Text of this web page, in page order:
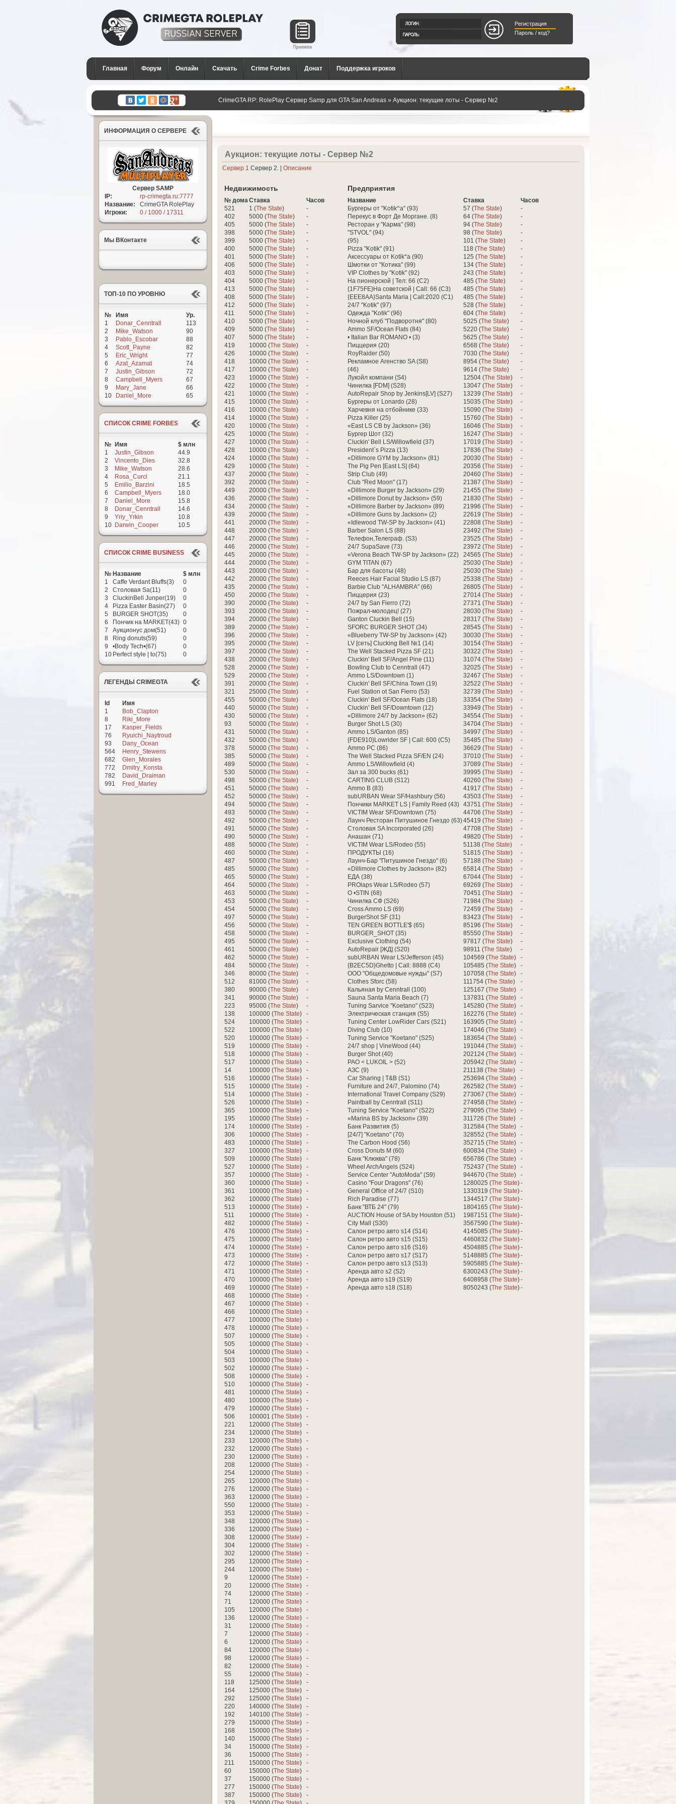
CrimeGTA RP - Лучший РП
сервер SAMP в России для
Регистрация
Пароль / код?
Главная Форум Онлайн Скачать Crime Forbes Донат Поддержка игроков
CrimeGTA RP: RolePlay Сервер Samp для GTA San Andreas » Аукцион: текущие лоты - Сервер №2
ИНФОРМАЦИЯ О СЕРВЕРЕ
Сервер SAMP
IP:
rp-crimegta.ru:7777
Название:
CrimeGTA RolePlay
Игроки:
0 / 1000 / 17311
Мы ВКонтакте
ТОП-10 ПО УРОВНЮ
№ Имя
Ур.
1
Donar_Cenntrall
113
2
Mike_Watson
90
3
Pablo_Escobar
88
4
Scott_Payne
82
5
Eric_Wright
77
6
Azat_Azamat
74
7
Justin_Gibson
72
8
Campbell_Myers
67
9
Mary_Jane
66
10
Daniel_More 65
СПИСОК CRIME FORBES
№ Имя
$ млн
1
Justin_Gibson
44.9
2
Vincento_Dies
32.8
3
Mike_Watson
28.6
4
Rosa_Curci
21.1
5
Emilio_Barzini
18.5
6
Campbell_Myers
18.0
7
Daniel_More
15.8
8
Donar_Cenntrall
14.6
9
Yriy_Yrkin
10.8
10 Darwin_Cooper 10.5
СПИСОК CRIME BUSINESS
№ Название
$ млн
1
Caffe Verdant Bluffs(3)
0
2
Столовая Sa(11)
0
3
CluckinBell Junper(19)
0
4
Pizza Easter Basin(27)
0
5
BURGER SHOT(35)
0
6
Пончик на MARKET(43) 0
7
Аукционус дом(51)
0
8
Ring donuts(59)
0
9
•Body Tech•(67)
0
10 Perfect style | to(75) 0
ЛЕГЕНДЫ CRIMEGTA
Id
Имя
1
Bob_Clapton
8
Riki_More
17
Kasper_Fields
76
Ryuichi_Naytroud
93
Dany_Ocean
564
Henry_Stewens
682
Glen_Morales
772
Dmitry_Konsta
782
David_Draiman
991
Fred_Marley
Аукцион: текущие лоты - Сервер №2
Сервер 1 Сервер 2. | Описание
Недвижимость
№ домаСтавка
Часов
521
1 (The State)
-
402
5000 (The State)
-
405
5000 (The State)
-
398
5000 (The State)
-
399
5000 (The State)
-
400
5000 (The State)
-
401
5000 (The State)
-
406
5000 (The State)
-
403
5000 (The State)
-
404
5000 (The State)
-
413
5000 (The State)
-
408
5000 (The State)
-
412
5000 (The State)
-
411
5000 (The State)
-
410
5000 (The State)
-
409
5000 (The State)
-
407
5000 (The State)
-
419
10000 (The State)
-
426
10000 (The State)
-
418
10000 (The State)
-
417
10000 (The State)
-
423
10000 (The State)
-
422
10000 (The State)
-
421
10000 (The State)
-
415
10000 (The State)
-
416
10000 (The State)
-
414
10000 (The State)
-
420
10000 (The State)
-
425
10000 (The State)
-
427
10000 (The State)
-
428
10000 (The State)
-
424
10000 (The State)
-
429
10000 (The State)
-
437
20000 (The State)
-
392
20000 (The State)
-
449
20000 (The State)
-
436
20000 (The State)
-
434
20000 (The State)
-
439
20000 (The State)
-
441
20000 (The State)
-
448
20000 (The State)
-
447
20000 (The State)
-
446
20000 (The State)
-
445
20000 (The State)
-
444
20000 (The State)
-
443
20000 (The State)
-
442
20000 (The State)
-
435
20000 (The State)
-
450
20000 (The State)
-
390
20000 (The State)
-
393
20000 (The State)
-
394
20000 (The State)
-
389
20000 (The State)
-
396
20000 (The State)
-
395
20000 (The State)
-
397
20000 (The State)
-
438
20000 (The State)
-
528
20000 (The State)
-
529
20000 (The State)
-
391
20000 (The State)
-
321
25000 (The State)
-
455
50000 (The State)
-
440
50000 (The State)
-
430
50000 (The State)
-
93
50000 (The State)
-
431
50000 (The State)
-
432
50000 (The State)
-
378
50000 (The State)
-
385
50000 (The State)
-
489
50000 (The State)
-
530
50000 (The State)
-
498
50000 (The State)
-
451
50000 (The State)
-
452
50000 (The State)
-
494
50000 (The State)
-
493
50000 (The State)
-
492
50000 (The State)
-
491
50000 (The State)
-
490
50000 (The State)
-
488
50000 (The State)
-
460
50000 (The State)
-
487
50000 (The State)
-
485
50000 (The State)
-
465
50000 (The State)
-
464
50000 (The State)
-
463
50000 (The State)
-
453
50000 (The State)
-
454
50000 (The State)
-
497
50000 (The State)
-
456
50000 (The State)
-
458
50000 (The State)
-
495
50000 (The State)
-
461
50000 (The State)
-
462
50000 (The State)
-
484
50000 (The State)
-
346
80000 (The State)
-
512
81000 (The State)
-
380
90000 (The State)
-
341
90000 (The State)
-
223
95000 (The State)
-
138
100000 (The State)
-
524
100000 (The State)
-
522
100000 (The State)
-
520
100000 (The State)
-
519
100000 (The State)
-
518
100000 (The State)
-
517
100000 (The State)
-
14
100000 (The State)
-
516
100000 (The State)
-
515
100000 (The State)
-
514
100000 (The State)
-
526
100000 (The State)
-
365
100000 (The State)
-
195
100000 (The State)
-
174
100000 (The State)
-
306
100000 (The State)
-
483
100000 (The State)
-
327
100000 (The State)
-
509
100000 (The State)
-
527
100000 (The State)
-
357
100000 (The State)
-
360
100000 (The State)
-
361
100000 (The State)
-
362
100000 (The State)
-
513
100000 (The State)
-
511
100000 (The State)
-
482
100000 (The State)
-
476
100000 (The State)
-
475
100000 (The State)
-
474
100000 (The State)
-
473
100000 (The State)
-
472
100000 (The State)
-
471
100000 (The State)
-
470
100000 (The State)
-
469
100000 (The State)
-
468
100000 (The State)
-
467
100000 (The State)
-
466
100000 (The State)
-
477
100000 (The State)
-
478
100000 (The State)
-
507
100000 (The State)
-
505
100000 (The State)
-
504
100000 (The State)
-
503
100000 (The State)
-
502
100000 (The State)
-
508
100000 (The State)
-
510
100000 (The State)
-
481
100000 (The State)
-
480
100000 (The State)
-
479
100000 (The State)
-
506
100001 (The State)
-
221
120000 (The State)
-
234
120000 (The State)
-
233
120000 (The State)
-
232
120000 (The State)
-
230
120000 (The State)
-
208
120000 (The State)
-
254
120000 (The State)
-
265
120000 (The State)
-
276
120000 (The State)
-
363
120000 (The State)
-
550
120000 (The State)
-
353
120000 (The State)
-
348
120000 (The State)
-
336
120000 (The State)
-
308
120000 (The State)
-
304
120000 (The State)
-
302
120000 (The State)
-
295
120000 (The State)
-
244
120000 (The State)
-
9
120000 (The State)
-
20
120000 (The State)
-
74
120000 (The State)
-
71
120000 (The State)
-
105
120000 (The State)
-
136
120000 (The State)
-
31
120000 (The State)
-
7
120000 (The State)
-
6
120000 (The State)
-
84
120000 (The State)
-
98
120000 (The State)
-
82
120000 (The State)
-
55
120000 (The State)
-
118
125000 (The State)
-
164
125000 (The State)
-
292
125000 (The State)
-
220
140000 (The State)
-
192
140100 (The State)
-
279
150000 (The State)
-
168
150000 (The State)
-
140
150000 (The State)
-
34
150000 (The State)
-
36
150000 (The State)
-
211
150000 (The State)
-
60
150000 (The State)
-
37
150000 (The State)
-
277
150000 (The State)
-
387
150000 (The State)
-
Предприятия
Название Ставка
Часов
Бургеры от "Kotik^a" (93)
57 (The State)
-
Перекус в Форт Де Моргане. (8)
64 (The State)
-
Ресторан у "Карма" (98)
94 (The State)
-
"STVOL" (94)
98 (The State)
-
(95)
101 (The State)
-
Pizza "Kotik" (91)
118 (The State)
-
Аксессуары от Kotik*a (90)
125 (The State)
-
Шмотки от "Котика" (99)
134 (The State)
-
VIP Clothes by "Kotik" (92)
243 (The State)
-
На пионерской | Тел: 66 (C2)
485 (The State)
-
{1F75FE}На советской | Call: 66 (C3)
485 (The State)
-
{EEE8AA}Santa Maria | Call:2020 (C1)
485 (The State)
-
24/7 "Kotik" (97)
528 (The State)
-
Одежда "Kotik" (96)
604 (The State)
-
Ночной клуб "Подворотня" (80)
5025 (The State)
-
Ammo SF/Ocean Flats (84)
5220 (The State)
-
• Italian Bar ROMANO • (3)
5625 (The State)
-
Пиццерия (20)
6568 (The State)
-
RoyRaider (50)
7030 (The State)
-
Рекламное Агенство SA (S8)
8954 (The State)
-
(46)
9614 (The State)
-
Лукойл компани (S4)
12504 (The State)
-
Чинилка [FDM] (S28)
13047 (The State)
-
AutoRepair Shop by Jenkins[LV] (S27)
13239 (The State)
-
Бургеры от Lonardo (28)
15035 (The State)
-
Харчевня на отбойнике (33)
15090 (The State)
-
Pizza Killer (25)
15760 (The State)
-
«East LS CB by Jackson» (36)
16046 (The State)
-
Бургер Шот (32)
16247 (The State)
-
Cluckin' Bell LS/Willowfield (37)
17019 (The State)
-
President`s Pizza (13)
17836 (The State)
-
«Dillimore GYM by Jackson» (81)
20030 (The State)
-
The Pig Pen [East LS] (64)
20356 (The State)
-
Strip Club (49)
20460 (The State)
-
Club "Red Moon" (17)
21387 (The State)
-
«Dillimore Burger by Jackson» (29)
21455 (The State)
-
«Dillimore Donut by Jackson» (59)
21830 (The State)
-
«Dillimore Barber by Jackson» (89)
21996 (The State)
-
«Dillimore Guns by Jackson» (2)
22619 (The State)
-
«Idlewood TW-SP by Jackson» (41)
22808 (The State)
-
Barber Salon LS (88)
23492 (The State)
-
Телефон,Телеграф. (S3)
23525 (The State)
-
24/7 SupaSave (73)
23972 (The State)
-
«Verona Beach TW-SP by Jackson» (22)
24565 (The State)
-
GYM TITAN (67)
25030 (The State)
-
Бар для басоты (48)
25030 (The State)
-
Reeces Hair Facial Studio LS (87)
25338 (The State)
-
Barbie Club "ALHAMBRA" (66)
26805 (The State)
-
Пиццерия (23)
27014 (The State)
-
24/7 by San Fierro (72)
27371 (The State)
-
Пожрал-молодец! (27)
28030 (The State)
-
Ganton Cluckin Bell (15)
28317 (The State)
-
SFORC BURGER SHOT (34)
28545 (The State)
-
«Blueberry TW-SP by Jackson» (42)
30030 (The State)
-
LV [сеть] Clucking Bell №1 (14)
30154 (The State)
-
The Well Stacked Pizza SF (21)
30322 (The State)
-
Cluckin' Bell SF/Angel Pine (11)
31074 (The State)
-
Bowling Club to Cenntrall (47)
32025 (The State)
-
Ammo LS/Downtown (1)
32467 (The State)
-
Cluckin' Bell SF/China Town (19)
32522 (The State)
-
Fuel Station ot San Fierro (53)
32739 (The State)
-
Cluckin' Bell SF/Ocean Flats (18)
33354 (The State)
-
Cluckin' Bell SF/Downtown (12)
33949 (The State)
-
«Dillimore 24/7 by Jackson» (62)
34554 (The State)
-
Burger Shot LS (30)
34704 (The State)
-
Ammo LS/Ganton (85)
34997 (The State)
-
{FDE910}Lowrider SF | Call: 600 (C5)
35485 (The State)
-
Ammo PC (86)
36629 (The State)
-
The Well Stacked Pizza SF/EN (24)
37010 (The State)
-
Ammo LS/Willowfield (4)
37089 (The State)
-
Зал за 300 bucks (61)
39995 (The State)
-
CARTING CLUB (S12)
40260 (The State)
-
Ammo B (83)
41917 (The State)
-
subURBAN Wear SF/Hashbury (56)
43503 (The State)
-
Пончики MARKET LS | Family Reed (43) 43751 (The State)
-
VICTIM Wear SF/Downtown (75)
44706 (The State)
-
Лаунч Ресторан Питушиное Гнездо (63)45419 (The State)
-
Столовая SA Incorporated (26)
47708 (The State)
-
Анашан (71)
49820 (The State)
-
VICTIM Wear LS/Rodeo (55)
51138 (The State)
-
ПРОДУКТЫ (16)
51815 (The State)
-
Лаунч-Бар "Питушиное Гнездо" (6)
57188 (The State)
-
«Dillimore Clothes by Jackson» (82)
65814 (The State)
-
ЕДА (38)
67044 (The State)
-
PROlaps Wear LS/Rodeo (57)
69269 (The State)
-
O •STIN (68)
70451 (The State)
-
Чинилка СФ (S26)
71984 (The State)
-
Cross Ammo LS (69)
72459 (The State)
-
BurgerShot SF (31)
83423 (The State)
-
TEN GREEN BOTTLE'$ (65)
85196 (The State)
-
BURGER_SHOT (35)
85550 (The State)
-
Exclusive Clothing (54)
97817 (The State)
-
AutoRepair [ЖД] (S20)
98911 (The State)
-
subURBAN Wear LS/Jefferson (45)
104569 (The State)
-
{B2EC5D}Ghetto | Call: 8888 (C4)
105485 (The State)
-
ООО "Общедомовые нужды" (S7)
107058 (The State)
-
Clothes Sforc (58)
111754 (The State)
-
Кальяная by Cenntrall (100)
125167 (The State)
-
Sauna Santa Maria Beach (7)
137831 (The State)
-
Tuning Sarvice "Koetano" (S23)
145280 (The State)
-
Электрическая станция (S5)
162276 (The State)
-
Tuning Center LowRider Cars (S21)
163905 (The State)
-
Diving Club (10)
174046 (The State)
-
Tuning Service "Koetano" (S25)
183654 (The State)
-
24/7 shop | VineWood (44)
191044 (The State)
-
Burger Shot (40)
202124 (The State)
-
PAO < LUKOIL > (52)
205942 (The State)
-
АЗС (9)
211138 (The State)
-
Car Sharing | T&B (S1)
253694 (The State)
-
Furniture and 24/7, Palomino (74)
262582 (The State)
-
International Travel Company (S29)
273067 (The State)
-
Paintball by Cenntrall (S11)
274958 (The State)
-
Tuning Service "Koetano" (S22)
279095 (The State)
-
«Marina BS by Jackson» (39)
311726 (The State)
-
Банк Развития (5)
312584 (The State)
-
[24/7] "Koetano" (70)
328552 (The State)
-
The Carbon Hood (S6)
352715 (The State)
-
Cross Donuts M (60)
600834 (The State)
-
Банк "Клюква" (78)
656786 (The State)
-
Wheel ArchAngels (S24)
752437 (The State)
-
Service Center "AutoModa" (S9)
944670 (The State)
-
Casino "Four Dragons" (76)
1280025 (The State)-
General Office of 24/7 (S10)
1330319 (The State)-
Rich Paradise (77)
1344517 (The State)-
Банк "ВТБ 24" (79)
1804165 (The State)-
AUCTION House of SA by Houston (51)
1987151 (The State)-
City Mall (S30)
3567590 (The State)-
Cалон ретро авто s14 (S14)
4145085 (The State)-
Салон ретро авто s15 (S15)
4460832 (The State)-
Салон ретро авто s16 (S16)
4504885 (The State)-
Салон ретро авто s17 (S17)
5148885 (The State)-
Салон ретро авто s13 (S13)
5905885 (The State)-
Аренда авто s2 (S2)
6300243 (The State)-
Аренда авто s19 (S19)
6408958 (The State)-
Аренда авто s18 (S18)
8050243 (The State)-